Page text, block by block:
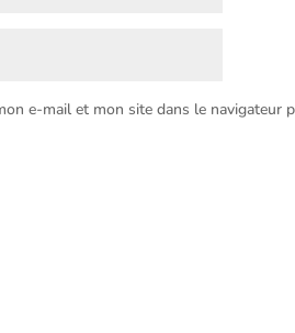
e-mail et mon site dans le navigateur